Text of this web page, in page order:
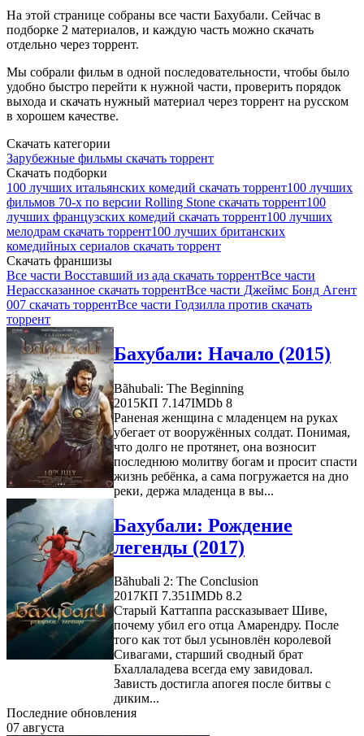
На этой странице собраны все части Бахубали. Сейчас в
подборке 2 материалов, и каждую часть можно скачать
отдельно через торрент.
Мы собрали фильм в одной последовательности, чтобы было
удобно быстро перейти к нужной части, проверить порядок
выхода и скачать нужный материал через торрент на русском
в хорошем качестве.
Скачать категории
Зарубежные фильмы скачать торрент
Скачать подборки
100 лучших итальянских комедий скачать торрент100 лучших
фильмов 70-х по версии Rolling Stone скачать торрент100
лучших французских комедий скачать торрент100 лучших
мелодрам скачать торрент100 лучших британских
комедийных сериалов скачать торрент
Скачать франшизы
Все части Восставший из ада скачать торрентВсе части
Нерассказанное скачать торрентВсе части Джеймс Бонд Агент
007 скачать торрентВсе части Годзилла против скачать
торрент
Бахубали: Начало (2015)
Bãhubali: The Beginning
2015КП 7.147IMDb 8
Раненая женщина с младенцем на руках
убегает от вооружённых солдат. Понимая,
что долго не протянет, она возносит
последнюю молитву богам и просит спасти
жизнь ребёнка, а сама погружается на дно
реки, держа младенца в вы...
Бахубали: Рождение
легенды (2017)
Bãhubali 2: The Conclusion
2017КП 7.351IMDb 8.2
Старый Каттаппа рассказывает Шиве,
почему убил его отца Амарендру. После
того как тот был усыновлён королевой
Сивагами, старший сводный брат
Бхаллаладева всегда ему завидовал.
Зависть достигла апогея после битвы с
диким...
Последние обновления
07 августа